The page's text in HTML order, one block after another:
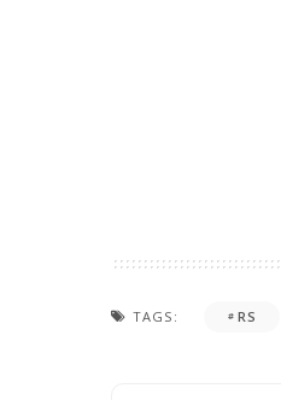
TAGS: RS